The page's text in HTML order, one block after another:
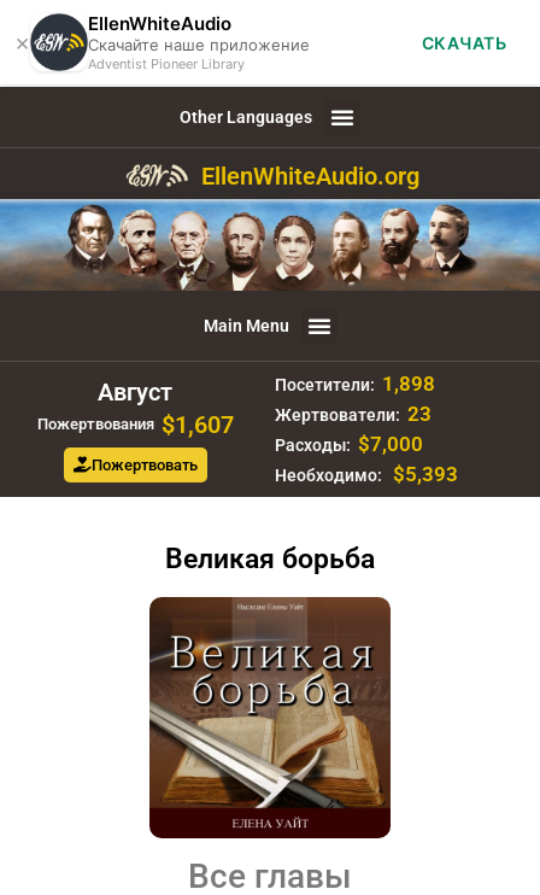
×
EllenWhiteAudio
Скачайте наше приложение
Adventist Pioneer Library
СКАЧАТЬ
Other Languages
EllenWhiteAudio.org
Main Menu
Август
Пожертвования $1,607
Пожертвовать
Посетители: 1,898
Жертвователи: 23
Расходы: $7,000
Необходимо: $5,393
Великая борьба
Все главы